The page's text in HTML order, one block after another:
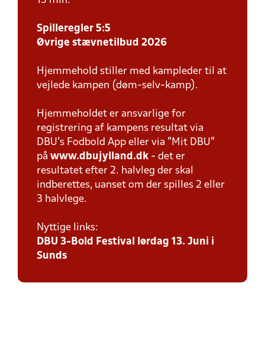
Spilleregler 5:5
Øvrige stævnetilbud 2026
Hjemmehold stiller med kampleder til at
vejlede kampen (døm-selv-kamp).
Hjemmeholdet er ansvarlige for
registrering af kampens resultat via
DBU’s Fodbold App eller via ”Mit DBU”
på www.dbujylland.dk - det er
resultatet efter 2. halvleg der skal
indberettes, uanset om der spilles 2 eller
3 halvlege.
Nyttige links:
DBU 3-Bold Festival lørdag 13. Juni i
Sunds